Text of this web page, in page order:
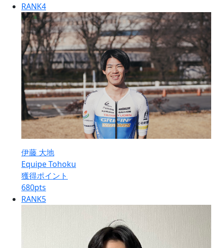
RANK4
伊藤 大地
Equipe Tohoku
獲得ポイント
680pts
RANK5